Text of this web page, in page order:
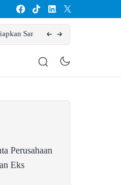
Perusahaan
Eks